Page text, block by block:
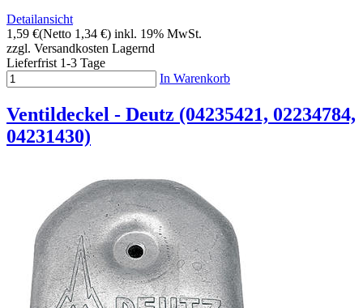
Detailansicht
1,59 €(Netto 1,34 €) inkl. 19% MwSt.
zzgl. Versandkosten Lagernd
Lieferfrist 1-3 Tage
In Warenkorb
Ventildeckel - Deutz (04235421, 02234784,
04231430)